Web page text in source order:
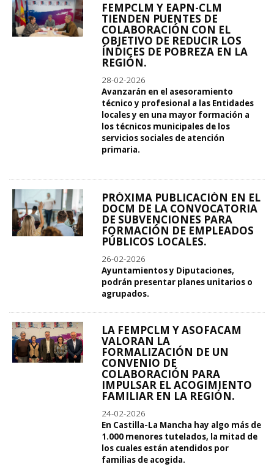
FEMPCLM Y EAPN-CLM
TIENDEN PUENTES DE
COLABORACIÓN CON EL
OBJETIVO DE REDUCIR LOS
ÍNDICES DE POBREZA EN LA
REGIÓN.
28-02-2026
Avanzarán en el asesoramiento
técnico y profesional a las Entidades
locales y en una mayor formación a
los técnicos municipales de los
servicios sociales de atención
primaria.
PRÓXIMA PUBLICACIÓN EN EL
DOCM DE LA CONVOCATORIA
DE SUBVENCIONES PARA
FORMACIÓN DE EMPLEADOS
PÚBLICOS LOCALES.
26-02-2026
Ayuntamientos y Diputaciones,
podrán presentar planes unitarios o
agrupados.
LA FEMPCLM Y ASOFACAM
VALORAN LA
FORMALIZACIÓN DE UN
CONVENIO DE
COLABORACIÓN PARA
IMPULSAR EL ACOGIMIENTO
FAMILIAR EN LA REGIÓN.
24-02-2026
En Castilla-La Mancha hay algo más de
1.000 menores tutelados, la mitad de
los cuales están atendidos por
familias de acogida.